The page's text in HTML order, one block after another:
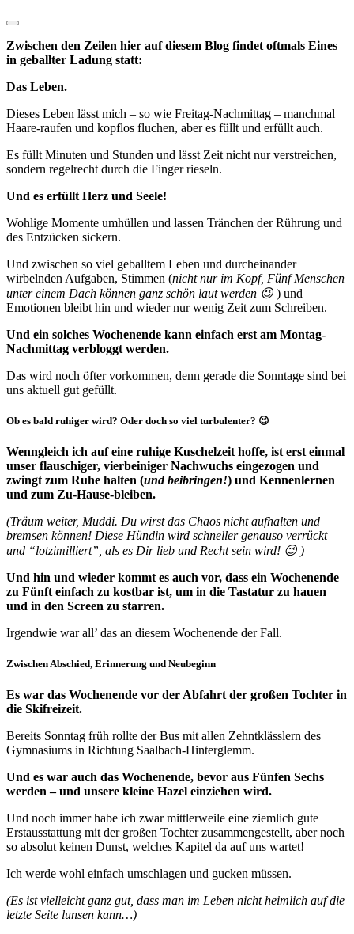
Zwischen den Zeilen hier auf diesem Blog findet oftmals Eines
in geballter Ladung statt:
Das Leben.
Dieses Leben lässt mich – so wie Freitag-Nachmittag – manchmal
Haare-raufen und kopflos fluchen, aber es füllt und erfüllt auch.
Es füllt Minuten und Stunden und lässt Zeit nicht nur verstreichen,
sondern regelrecht durch die Finger rieseln.
Und es erfüllt Herz und Seele!
Wohlige Momente umhüllen und lassen Tränchen der Rührung und
des Entzücken sickern.
Und zwischen so viel geballtem Leben und durcheinander
wirbelnden Aufgaben, Stimmen (nicht nur im Kopf, Fünf Menschen
unter einem Dach können ganz schön laut werden 😉 ) und
Emotionen bleibt hin und wieder nur wenig Zeit zum Schreiben.
Und ein solches Wochenende kann einfach erst am Montag-
Nachmittag verbloggt werden.
Das wird noch öfter vorkommen, denn gerade die Sonntage sind bei
uns aktuell gut gefüllt.
Ob es bald ruhiger wird? Oder doch so viel turbulenter? 😉
Wenngleich ich auf eine ruhige Kuschelzeit hoffe, ist erst einmal
unser flauschiger, vierbeiniger Nachwuchs eingezogen und
zwingt zum Ruhe halten (und beibringen!) und Kennenlernen
und zum Zu-Hause-bleiben.
(Träum weiter, Muddi. Du wirst das Chaos nicht aufhalten und
bremsen können! Diese Hündin wird schneller genauso verrückt
und “lotzimilliert”, als es Dir lieb und Recht sein wird! 😉 )
Und hin und wieder kommt es auch vor, dass ein Wochenende
zu Fünft einfach zu kostbar ist, um in die Tastatur zu hauen
und in den Screen zu starren.
Irgendwie war all’ das an diesem Wochenende der Fall.
Zwischen Abschied, Erinnerung und Neubeginn
Es war das Wochenende vor der Abfahrt der großen Tochter in
die Skifreizeit.
Bereits Sonntag früh rollte der Bus mit allen Zehntklässlern des
Gymnasiums in Richtung Saalbach-Hinterglemm.
Und es war auch das Wochenende, bevor aus Fünfen Sechs
werden – und unsere kleine Hazel einziehen wird.
Und noch immer habe ich zwar mittlerweile eine ziemlich gute
Erstausstattung mit der großen Tochter zusammengestellt, aber noch
so absolut keinen Dunst, welches Kapitel da auf uns wartet!
Ich werde wohl einfach umschlagen und gucken müssen.
(Es ist vielleicht ganz gut, dass man im Leben nicht heimlich auf die
letzte Seite lunsen kann…)